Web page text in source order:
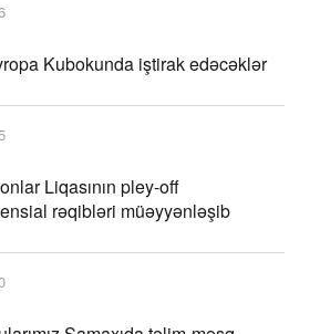
Kubokunda iştirak edəcəklər
Liqasının pley-off
rəqibləri müəyyənləşib